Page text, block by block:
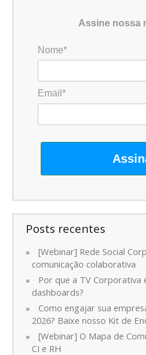
Assine nossa
Nome*
Email*
Posts recentes
[Webinar] Rede Social
comunicação colaborativa
Por que a TV
dashboards?
Como engajar sua
2026? Baixe nosso Kit de
[Webinar] O Mapa de
CI e RH